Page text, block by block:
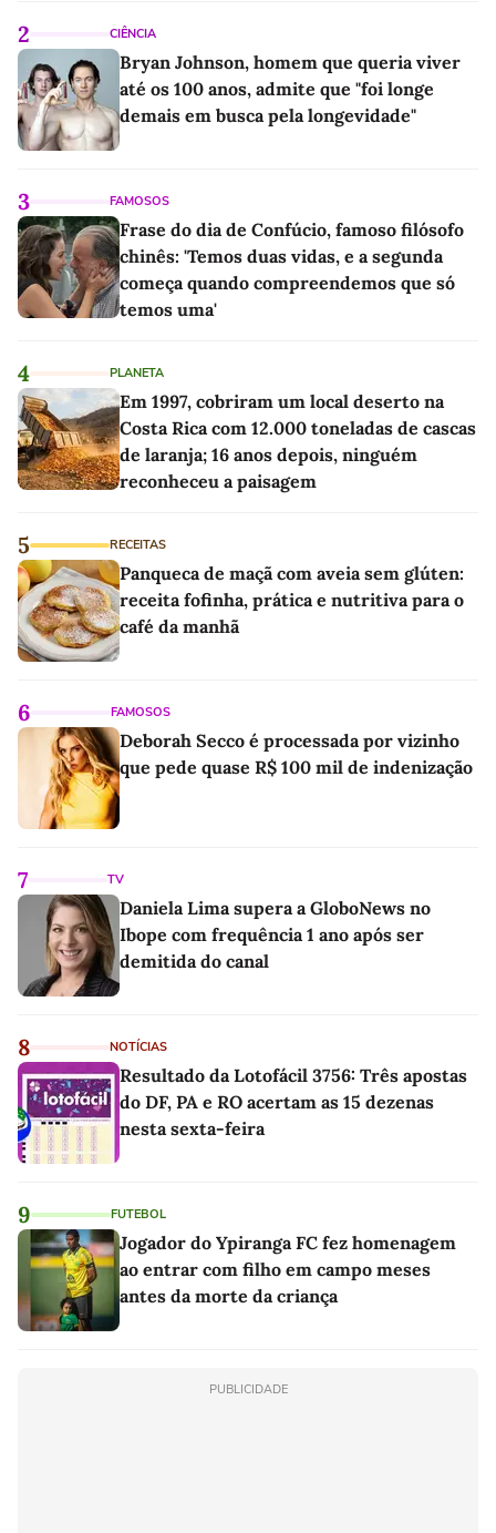
2 CIÊNCIA
Bryan Johnson, homem que queria viver
até os 100 anos, admite que "foi longe
demais em busca pela longevidade"
3 FAMOSOS
Frase do dia de Confúcio, famoso filósofo
chinês: 'Temos duas vidas, e a segunda
começa quando compreendemos que só
temos uma'
4 PLANETA
Em 1997, cobriram um local deserto na
Costa Rica com 12.000 toneladas de cascas
de laranja; 16 anos depois, ninguém
reconheceu a paisagem
5 RECEITAS
Panqueca de maçã com aveia sem glúten:
receita fofinha, prática e nutritiva para o
café da manhã
6 FAMOSOS
Deborah Secco é processada por vizinho
que pede quase R$ 100 mil de indenização
7 TV
Daniela Lima supera a GloboNews no
Ibope com frequência 1 ano após ser
demitida do canal
8 NOTÍCIAS
Resultado da Lotofácil 3756: Três apostas
do DF, PA e RO acertam as 15 dezenas
nesta sexta-feira
9 FUTEBOL
Jogador do Ypiranga FC fez homenagem
ao entrar com filho em campo meses
antes da morte da criança
PUBLICIDADE